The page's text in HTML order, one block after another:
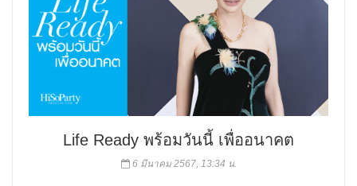
Life Ready พร้อมวันนี้ เพื่ออนาคต
6 มีนาคม 2567, 13:34 น.